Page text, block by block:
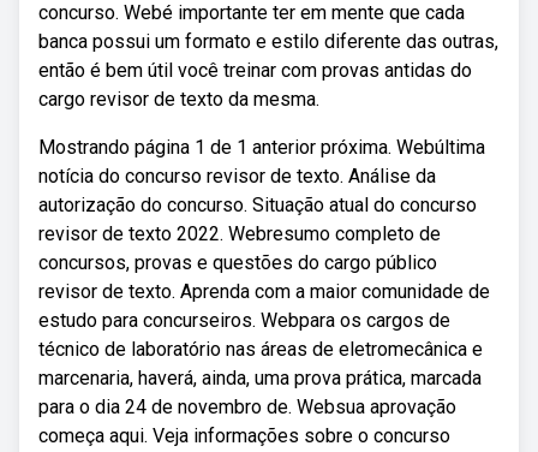
concurso. Webé importante ter em mente que cada
banca possui um formato e estilo diferente das outras,
então é bem útil você treinar com provas antidas do
cargo revisor de texto da mesma.
Mostrando página 1 de 1 anterior próxima. Webúltima
notícia do concurso revisor de texto. Análise da
autorização do concurso. Situação atual do concurso
revisor de texto 2022. Webresumo completo de
concursos, provas e questões do cargo público
revisor de texto. Aprenda com a maior comunidade de
estudo para concurseiros. Webpara os cargos de
técnico de laboratório nas áreas de eletromecânica e
marcenaria, haverá, ainda, uma prova prática, marcada
para o dia 24 de novembro de. Websua aprovação
começa aqui. Veja informações sobre o concurso